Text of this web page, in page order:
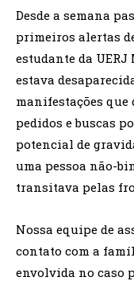
Desde a semana
primeiros alertas
estudante da UERJ
estava
manifestações que
pedidos e buscas
potencial de
uma pessoa não-
transitava pelas
Nossa equipe de
contato com a
envolvida no caso